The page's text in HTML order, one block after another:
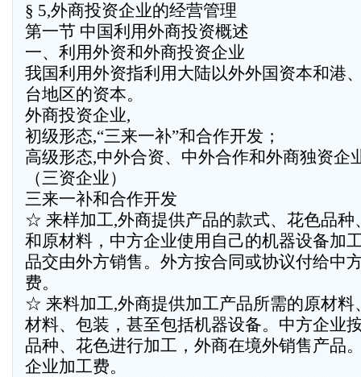
§ 5,外商投资企业的经营管理
第一节 中国利用外商投资概述
一、利用外资和外商投资企业
我国利用外资指利用大陆以外外国资本和港
台地区的资本。
外商投资企业,
初级形态,“三来一补”和合作开发；
高级形态,中外合资、中外合作和外商独资企
（三资企业）
三来一补和合作开发
☆ 来样加工,外商提供产品的款式、花色品种
和原材料，中方企业使用自己的机器设备加
品交由外方销售。外方按合同或协议付给中
费。
☆ 来料加工,外商提供加工产品所需的原材料
材料、包装，甚至包括机器设备。中方企业
品种、花色进行加工，外商在境外销售产品
企业加工费。